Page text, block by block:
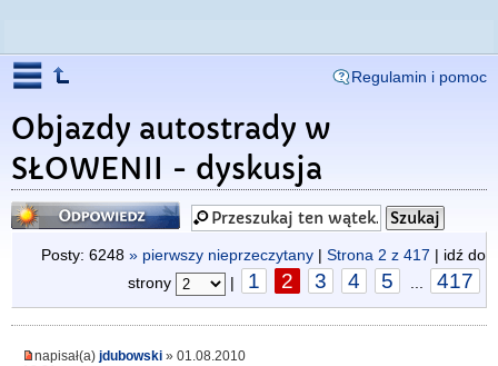
Regulamin i pomoc
Objazdy autostrady w
SŁOWENII - dyskusja
Odpowiedz
Posty: 6248 » pierwszy nieprzeczytany | Strona 2 z 417 | idź do
strony
| 1 2 3 4 5 417
napisał(a) jdubowski » 01.08.2010